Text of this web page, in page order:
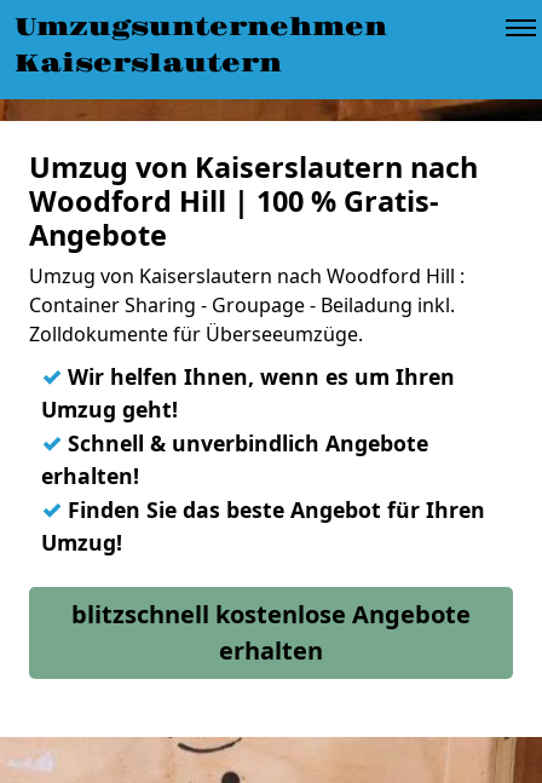
Umzugsunternehmen
Kaiserslautern
Umzug von Kaiserslautern nach
Woodford Hill | 100 % Gratis-
Angebote
Umzug von Kaiserslautern nach Woodford Hill :
Container Sharing - Groupage - Beiladung inkl.
Zolldokumente für Überseeumzüge.
✓ Wir helfen Ihnen, wenn es um Ihren
Umzug geht!
✓ Schnell & unverbindlich Angebote
erhalten!
✓ Finden Sie das beste Angebot für Ihren
Umzug!
blitzschnell kostenlose Angebote
erhalten